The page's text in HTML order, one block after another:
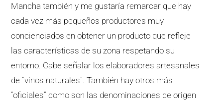
Mancha también y me gustaría remarcar que hay
cada vez más pequeños productores muy
concienciados en obtener un producto que refleje
las características de su zona respetando su
entorno. Cabe señalar los elaboradores artesanales
de “vinos naturales”. También hay otros más
“oficiales” como son las denominaciones de origen